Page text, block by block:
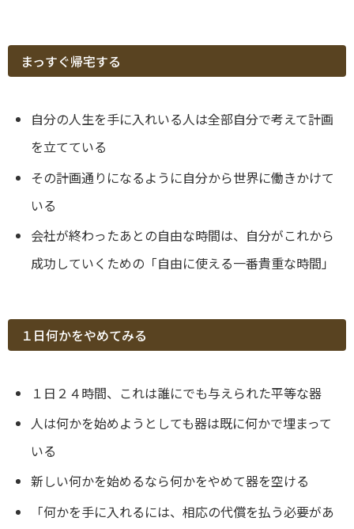
まっすぐ帰宅する
自分の人生を手に入れいる人は全部自分で考えて計画
を立てている
その計画通りになるように自分から世界に働きかけて
いる
会社が終わったあとの自由な時間は、自分がこれから
成功していくための「自由に使える一番貴重な時間」
１日何かをやめてみる
１日２４時間、これは誰にでも与えられた平等な器
人は何かを始めようとしても器は既に何かで埋まって
いる
新しい何かを始めるなら何かをやめて器を空ける
「何かを手に入れるには、相応の代償を払う必要があ